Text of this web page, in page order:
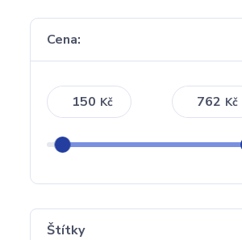
Cena:
Kč Kč
Štítky